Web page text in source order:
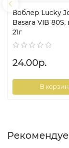
Воблер Lucky
Basara VIB 80S,
21г
24.00р.
В